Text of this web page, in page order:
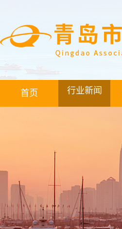
首页 行业新闻